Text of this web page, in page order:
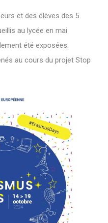
et des élèves des 5
au lycée en mai
été exposées.
au cours du projet Stop